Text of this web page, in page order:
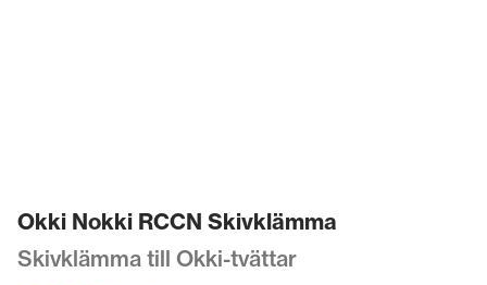
Okki Nokki RCCN Skivklämma
Skivklämma till Okki-tvättar